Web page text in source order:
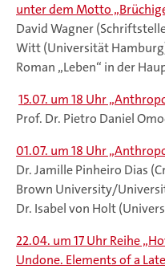
unter dem Motto
David Wagner
Witt (Universität
Roman „Leben“ in der
15.07. um 18 Uhr
Prof. Dr. Pietro Daniel
01.07. um 18 Uhr
Dr. Jamille Pinheiro Dias
Brown University/
Dr. Isabel von Holt
22.04. um 17 Uhr Reihe
Undone. Elements of a